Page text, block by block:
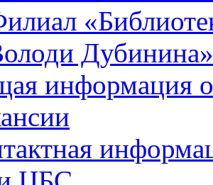
Дубинина»
информация